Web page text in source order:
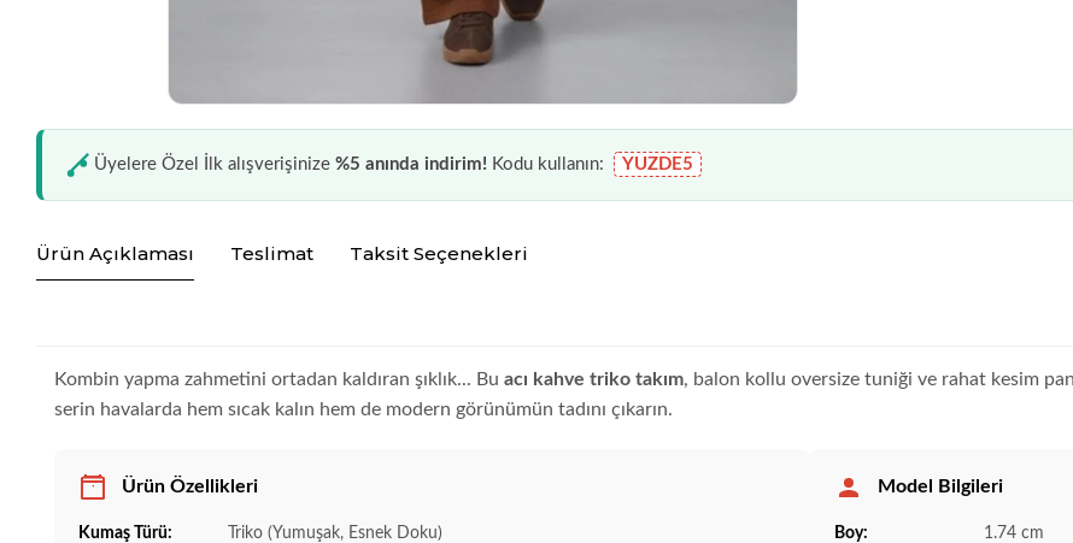
Üyelere Özel İlk alışverişinize%5 anında indirim! Kodu kullanın: YUZDE5
Ürün Açıklaması Teslimat Taksit Seçenekleri
Kombin yapma zahmetini ortadan kaldıran şıklık... Buacı kahve triko takım, balon kollu oversize tuniği ve rahat kesim
serin havalarda hem sıcak kalın hem de modern görünümün tadını çıkarın.
Ürün Özellikleri
Kumaş Türü: Triko (Yumuşak, Esnek Doku)
Model Bilgileri
Boy: 1.74 cm